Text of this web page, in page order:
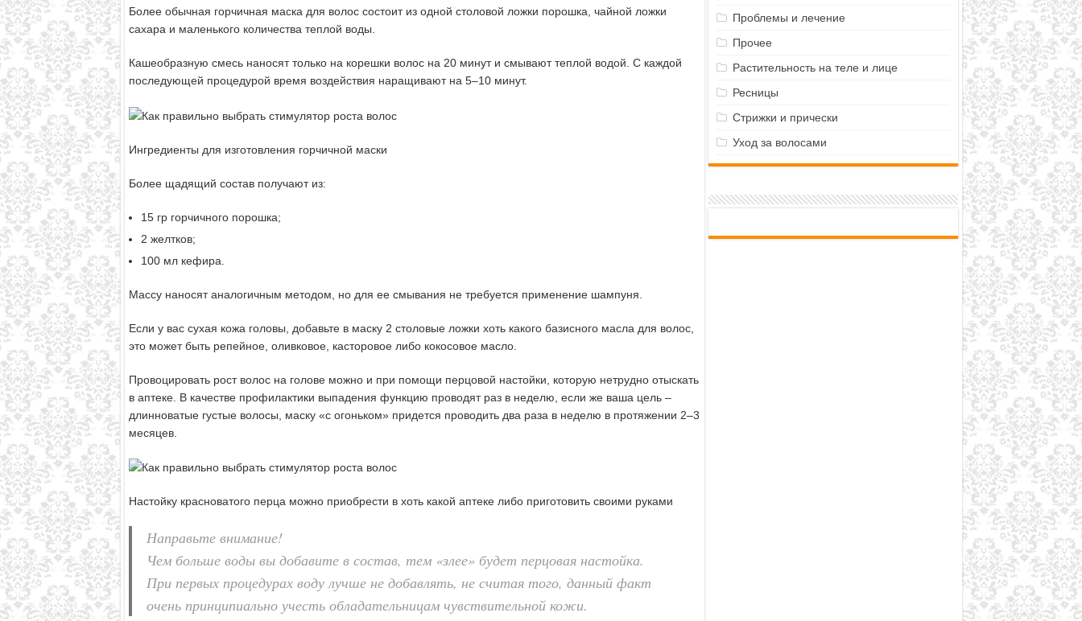
Более обычная горчичная маска для волос состоит из одной столовой ложки порошка, чайной ложки
сахара и маленького количества теплой воды.
Кашеобразную смесь наносят только на корешки волос на 20 минут и смывают теплой водой. С каждой
последующей процедурой время воздействия наращивают на 5–10 минут.
Ингредиенты для изготовления горчичной маски
Более щадящий состав получают из:
15 гр горчичного порошка;
2 желтков;
100 мл кефира.
Массу наносят аналогичным методом, но для ее смывания не требуется применение шампуня.
Если у вас сухая кожа головы, добавьте в маску 2 столовые ложки хоть какого базисного масла для волос,
это может быть репейное, оливковое, касторовое либо кокосовое масло.
Провоцировать рост волос на голове можно и при помощи перцовой настойки, которую нетрудно отыскать
в аптеке. В качестве профилактики выпадения функцию проводят раз в неделю, если же ваша цель –
длинноватые густые волосы, маску «с огоньком» придется проводить два раза в неделю в протяжении 2–3
месяцев.
Настойку красноватого перца можно приобрести в хоть какой аптеке либо приготовить своими руками
Направьте внимание!
Чем больше воды вы добавите в состав, тем «злее» будет перцовая настойка.
При первых процедурах воду лучше не добавлять, не считая того, данный факт
очень принципиально учесть обладательницам чувствительной кожи.
Проблемы и лечение
Прочее
Растительность на теле и лице
Ресницы
Стрижки и прически
Уход за волосами